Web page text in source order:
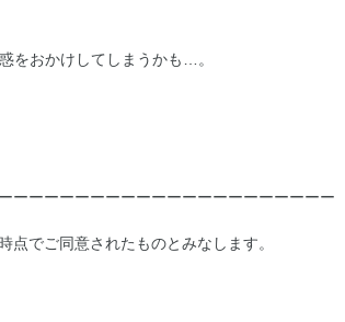
をおかけしてしまうかも…。
ーーーーーーーーーーーーーーーーーーーーー
でご同意されたものとみなします。